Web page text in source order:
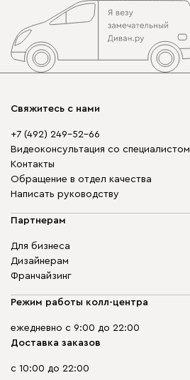
Свяжитесь с нами
+7 (492) 249-52-66
Видеоконсультация со специалистом
Контакты
Обращение в отдел качества
Написать руководству
Партнерам
Для бизнеса
Дизайнерам
Франчайзинг
Режим работы колл-центра
ежедневно с 9:00 до 22:00
Доставка заказов
с 10:00 до 22:00